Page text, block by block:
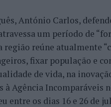
na linha de
Branco na ‘Rede das
esta chancela e, dentro
de Artes e
o município já
da UNESCO.
António Carlos,
um período de
reúne atualmente
fixar população e
de vida, na
à Agência Incomparáveis
entre os dias 16 e 26 de